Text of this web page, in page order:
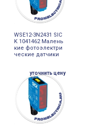
WSE12-3N2431 SIC
K 1041462 Малень
кие фотоэлектри
ческие датчики
уточнить цену